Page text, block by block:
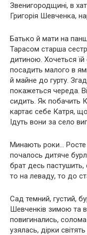
Звенигородщині, в
Григорія Шевченка,
Батько й мати на
Тарасом старша
дитиною. Хочеться їй
посадить малого в
й майне до гурту.
покажеться череда.
сидить. Як побачить
картає себе Катря,
Ідуть вони за село
Минають роки… Росте
почалось дитяче
брат десь пастушить,
то на леваду, то до
Сад темний, густий,
Шевченків зимою та
повигинались,
узялась, дірки